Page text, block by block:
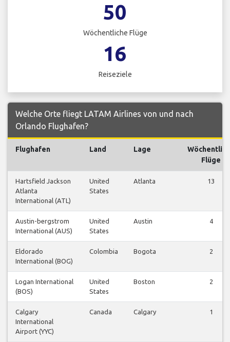
50
Wöchentliche Flüge
16
Reiseziele
Welche Orte fliegt LATAM Airlines von und nach
Orlando Flughafen?
Flughafen Land Lage
Flüge
Hartsfield Jackson
Atlanta
International (ATL)
United
States
Atlanta 13
Austin-bergstrom
International (AUS)
United
States
Austin 4
Eldorado
International (BOG)
Colombia Bogota 2
Logan International
(BOS)
United
States
Boston 2
Calgary
International
Airport (YYC)
Canada Calgary 1